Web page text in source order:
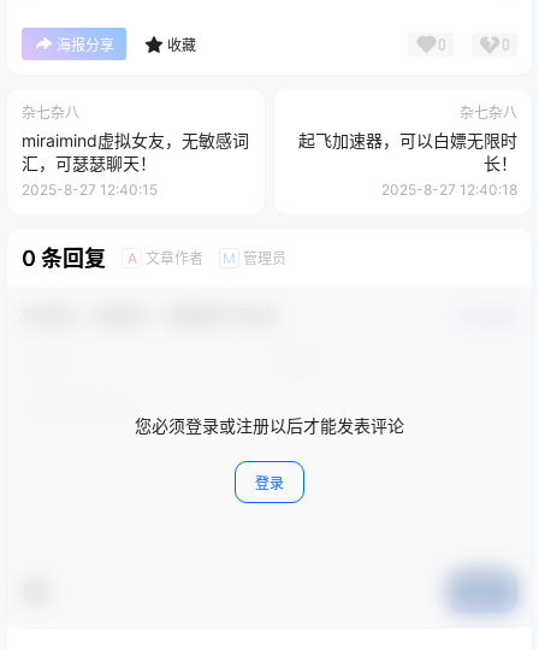
海报分享 收藏 0 0
杂七杂八
miraimind虚拟女友，无敏感词
汇，可瑟瑟聊天！
2025-8-27 12:40:15
杂七杂八
起飞加速器，可以白嫖无限时
长！
2025-8-27 12:40:18
0 条回复 A 文章作者 M 管理员
您必须登录或注册以后才能发表评论
登录